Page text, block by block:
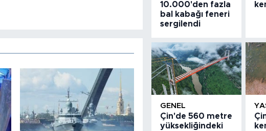
10.000'den fazla
bal kabağı feneri
sergilendi
GENEL
Çin'de 560 metre
yüksekliğindeki